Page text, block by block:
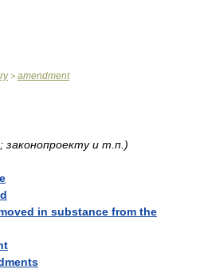
> amendment
законопроекту и т.п.)
in substance from the